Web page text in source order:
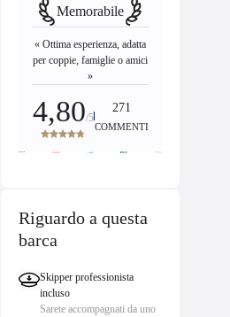
Memorabile
« Ottima esperienza, adatta
per coppie, famiglie o amici
»
4,80/5
271
COMMENTI
Riguardo a questa
barca
Skipper professionista
incluso
Sarete accompagnati da uno